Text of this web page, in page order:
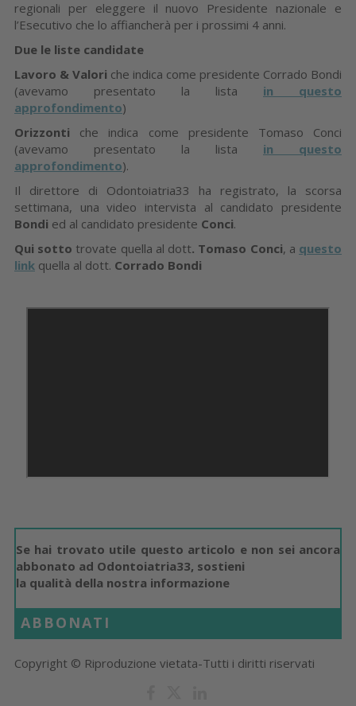
regionali per eleggere il nuovo Presidente nazionale e
l’Esecutivo che lo affiancherà per i prossimi 4 anni.
Due le liste candidate
Lavoro & Valori che indica come presidente Corrado Bondi
(avevamo presentato la lista in questo
approfondimento)
Orizzonti che indica come presidente Tomaso Conci
(avevamo presentato la lista in questo
approfondimento).
Il direttore di Odontoiatria33 ha registrato, la scorsa
settimana, una video intervista al candidato presidente
Bondi ed al candidato presidente Conci.
Qui sotto trovate quella al dott. Tomaso Conci, a questo
link quella al dott. Corrado Bondi
Se hai trovato utile questo articolo e non sei ancora
abbonato ad Odontoiatria33, sostieni
la qualità della nostra informazione
ABBONATI
Copyright © Riproduzione vietata-Tutti i diritti riservati